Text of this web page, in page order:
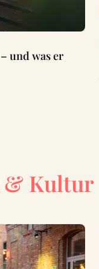
und was er
& Kultur